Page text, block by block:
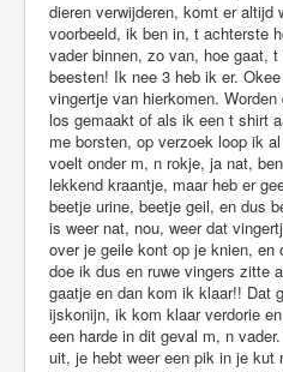
dieren verwijderen, komt er
voorbeeld, ik ben in, t achterste
vader binnen, zo van, hoe gaat,
beesten! Ik nee 3 heb ik er.
vingertje van hierkomen.
los gemaakt of als ik een t shirt
me borsten, op verzoek loop ik
voelt onder m, n rokje, ja nat,
lekkend kraantje, maar heb er
beetje urine, beetje geil, en dus
is weer nat, nou, weer dat
over je geile kont op je knien, en
doe ik dus en ruwe vingers zitte
gaatje en dan kom ik klaar!! Dat
ijskonijn, ik kom klaar verdorie
een harde in dit geval m, n
uit, je hebt weer een pik in je